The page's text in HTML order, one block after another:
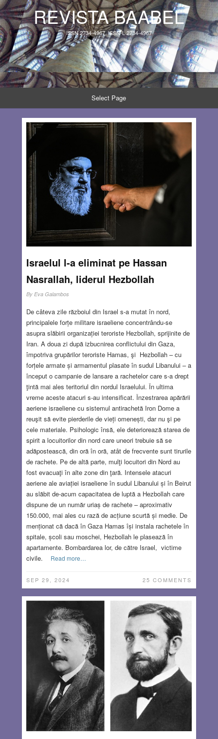
REVISTA BAABEL
ISSN 2734-4967, ISSN-L 2734-4967
Select Page
Israelul l-a eliminat pe Hassan
Nasrallah, liderul Hezbollah
By Eva Galambos
De câteva zile războiul din Israel s-a mutat în nord,
principalele forțe militare israeliene concentrându-se
asupra slăbirii organizației teroriste Hezbollah, sprijinite de
Iran. A doua zi după izbucnirea conflictului din Gaza,
împotriva grupărilor teroriste Hamas, şi Hezbollah – cu
forțele armate și armamentul plasate în sudul Libanului – a
început o campanie de lansare a rachetelor care s-a drept
ţintă mai ales teritoriul din nordul Israelului. În ultima
vreme aceste atacuri s-au intensificat. Înzestrarea apărării
aeriene israeliene cu sistemul antirachetă Iron Dome a
reuşit să evite pierderile de vieți omenești, dar nu şi pe
cele materiale. Psihologic însă, ele deteriorează starea de
spirit a locuitorilor din nord care uneori trebuie să se
adăpostească, din oră în oră, atât de frecvente sunt tirurile
de rachete. Pe de altă parte, mulţi locuitori din Nord au
fost evacuaţi în alte zone din ţară. Intensele atacuri
aeriene ale aviației israeliene în sudul Libanului și în Beirut
au slăbit de-acum capacitatea de luptă a Hezbollah care
dispune de un număr uriaș de rachete – aproximativ
150.000, mai ales cu rază de acțiune scurtă și medie. De
menționat că dacă în Gaza Hamas își instala rachetele în
spitale, școli sau moschei, Hezbollah le plasează în
apartamente. Bombardarea lor, de către Israel, victime
civile.
Read more…
SEP 29, 2024 25 COMMENTS